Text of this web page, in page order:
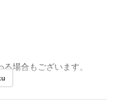
場合もございます。